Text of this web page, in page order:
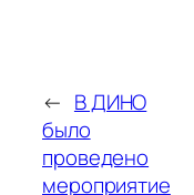
← В ДИНО
было
проведено
мероприятие